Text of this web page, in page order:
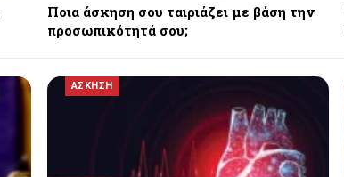
Ποια άσκηση σου ταιριάζει με βάση την
προσωπικότητά σου;
ΑΣΚΗΣΗ